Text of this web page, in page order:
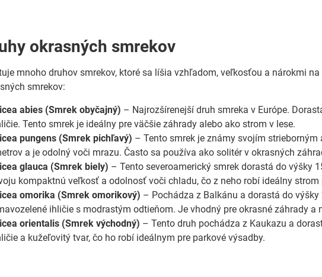
okrasných smrekov
mnoho druhov smrekov, ktoré sa líšia vzhľadom, veľkosťou a nárokmi
smrekov:
abies (Smrek obyčajný) – Najrozšírenejší druh smreka v Európe.
Tento smrek je ideálny pre väčšie záhrady alebo ako strom v lese.
pungens (Smrek pichľavý) – Tento smrek je známy svojím
a je odolný voči mrazu. Často sa používa ako solitér v okrasných
glauca (Smrek biely) – Tento severoamerický smrek dorastá do výšky
kompaktnú veľkosť a odolnosť voči chladu, čo z neho robí ideálny strom
omorika (Smrek omorikový) – Pochádza z Balkánu a dorastá do
ihličie s modrastým odtieňom. Je vhodný pre okrasné záhrady a
orientalis (Smrek východný) – Tento druh pochádza z Kaukazu a
a kužeľovitý tvar, čo ho robí ideálnym pre parkové výsadby.